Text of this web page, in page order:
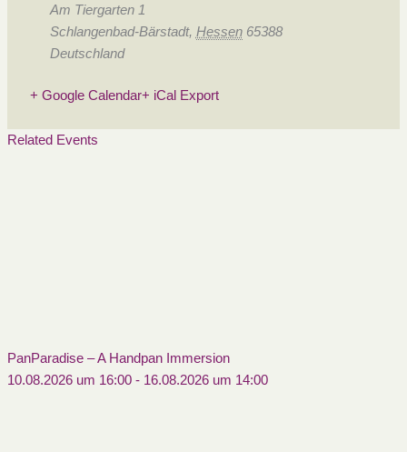
Am Tiergarten 1
Schlangenbad-Bärstadt, Hessen 65388
Deutschland
+ Google Calendar+ iCal Export
Related Events
PanParadise – A Handpan Immersion
10.08.2026 um 16:00- 16.08.2026 um 14:00